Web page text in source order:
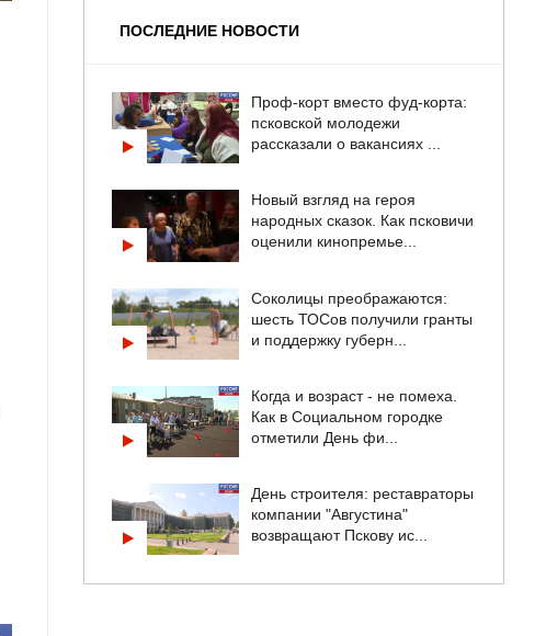
ПОСЛЕДНИЕ НОВОСТИ
Проф-корт вместо фуд-корта:
псковской молодежи
рассказали о вакансиях ...
Новый взгляд на героя
народных сказок. Как псковичи
оценили кинопремье...
Соколицы преображаются:
шесть ТОСов получили гранты
и поддержку губерн...
Когда и возраст - не помеха.
Как в Социальном городке
отметили День фи...
День строителя: реставраторы
компании "Августина"
возвращают Пскову ис...